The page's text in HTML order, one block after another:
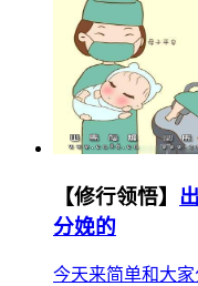
【修行领悟】
分娩的
今天来简单和大